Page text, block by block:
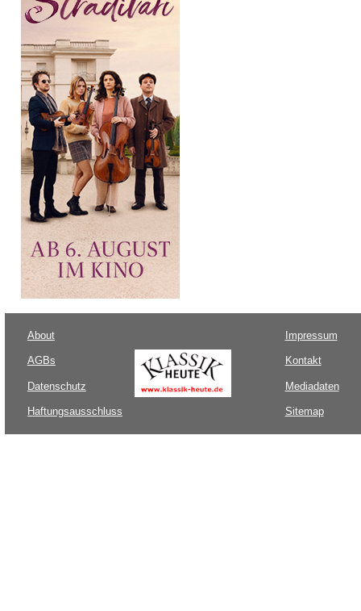
About
AGBs
Datenschutz
Haftungsausschluss
Impressum
Kontakt
Mediadaten
Sitemap